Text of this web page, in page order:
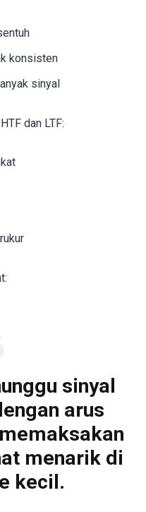
konsisten
sinyal
dan LTF:
sinyal
arus
menarik di
kecil.